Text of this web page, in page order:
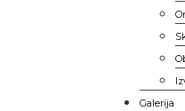
Galerija